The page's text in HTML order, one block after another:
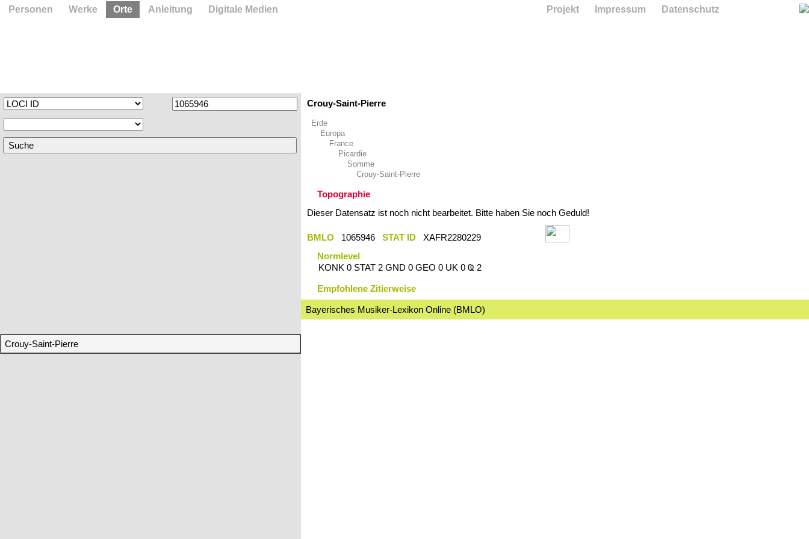
Crouy-Saint-Pierre
Crouy-Saint-Pierre
Erde
Europa
France
Picardie
Somme
Crouy-Saint-Pierre
Topographie
Dieser Datensatz ist noch nicht bearbeitet. Bitte haben Sie noch Geduld!
BMLO 1065946 STAT ID
XAFR2280229
Normlevel
KONK 0 STAT 2 GND 0 GEO 0 UK 0 Ҩ 2
Empfohlene Zitierweise
Bayerisches Musiker-Lexikon Online (BMLO)
Personen Werke Orte Anleitung Digitale Medien Projekt Impressum Datenschutz